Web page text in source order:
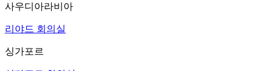
사우디아라비아
리야드 회의실
싱가포르